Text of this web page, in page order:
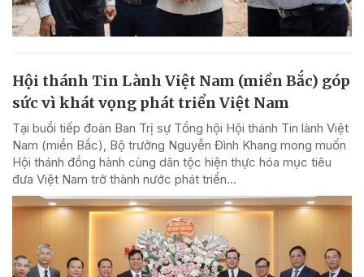
Hội thánh Tin Lành Việt Nam (miền Bắc) góp
sức vì khát vọng phát triển Việt Nam
Tại buổi tiếp đoàn Ban Trị sự Tổng hội Hội thánh Tin lành Việt
Nam (miền Bắc), Bộ trưởng Nguyễn Đình Khang mong muốn
Hội thánh đồng hành cùng dân tộc hiện thực hóa mục tiêu
đưa Việt Nam trở thành nước phát triển...